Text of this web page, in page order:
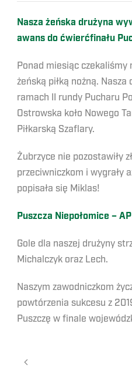
Nasza żeńska drużyna
awans do ćwierćfinału
Ponad miesiąc czekaliśmy
żeńską piłką nożną.
ramach II rundy Pucharu
Ostrowska koło Nowego
Piłkarską Szaflary.
Żubrzyce nie pozostawiły
przeciwniczkom i wygrały
popisała się Miklas!
Puszcza Niepołomice –
Gole dla naszej drużyny
Michalczyk oraz Lech.
Naszym zawodniczkom
powtórzenia sukcesu z
Puszczę w finale